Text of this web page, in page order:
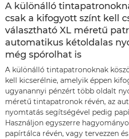
A különálló
csak a kifogyott színt kell
választható XL méretű
automatikus kétoldalas
még spórolhat is
A különálló tintapatronoknak
kell kicserélnie, amelyik éppen
ugyanannyi pénzért több oldalt
méretű tintapatronok révén, az
nyomtatás segítségével pedig
Használjon egyszerre
papírtálca révén, vagy tervezzen